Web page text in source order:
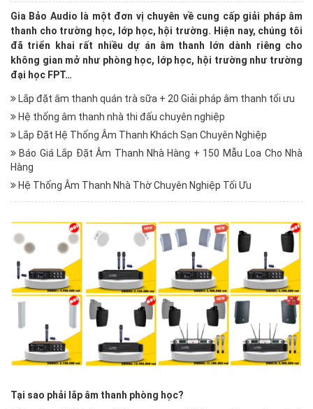
Gia Bảo Audio là một đơn vị chuyên về cung cấp giải pháp âm
thanh cho trường học, lớp học, hội trường. Hiện nay, chúng tôi
đã triển khai rất nhiều dự án âm thanh lớn dành riêng cho
không gian mở như phòng học, lớp học, hội trường như trường
đại học FPT…
Lắp đặt âm thanh quán trà sữa + 20 Giải pháp âm thanh tối ưu
Hệ thống âm thanh nhà thi đấu chuyên nghiệp
Lắp Đặt Hệ Thống Âm Thanh Khách Sạn Chuyên Nghiệp
Báo Giá Lắp Đặt Âm Thanh Nhà Hàng + 150 Mẫu Loa Cho Nhà
Hàng
Hệ Thống Âm Thanh Nhà Thờ Chuyên Nghiệp Tối Ưu
Tại sao phải lắp âm thanh phòng học?